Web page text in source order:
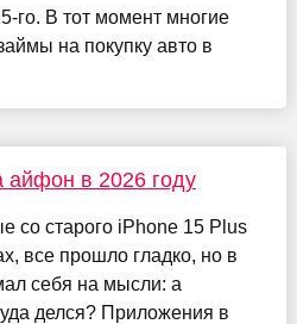
го. В тот момент многие
на покупку авто в
айфон в 2026 году
со старого iPhone 15 Plus
все прошло гладко, но в
себя на мысли: а
делся? Приложения в